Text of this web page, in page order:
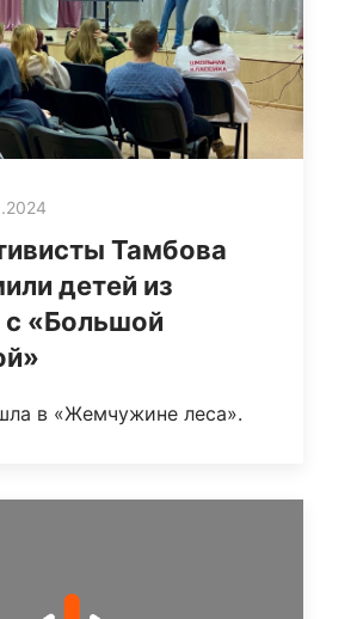
Тамбова
детей из
с «Большой
в «Жемчужине леса».